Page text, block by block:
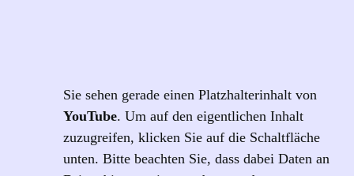
Sie sehen gerade einen Platzhalterinhalt von
YouTube. Um auf den eigentlichen Inhalt
zuzugreifen, klicken Sie auf die Schaltfläche
unten. Bitte beachten Sie, dass dabei Daten an